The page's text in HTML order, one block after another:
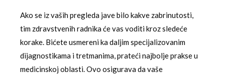
Ako se iz vaših pregleda jave bilo kakve zabrinutosti,
tim zdravstvenih radnika će vas voditi kroz sledeće
korake. Bićete usmereni ka daljim specijalizovanim
dijagnostikama i tretmanima, prateći najbolje prakse u
medicinskoj oblasti. Ovo osigurava da vaše